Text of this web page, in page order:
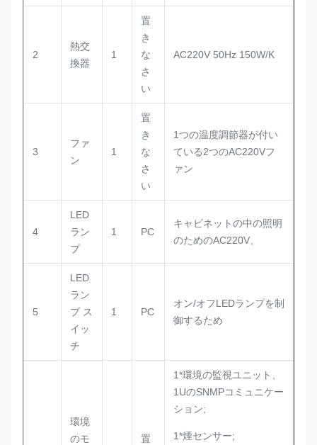
2
熱交
換器
1
置
き
な
さ
い
AC220V 50Hz 150W/K
3
ファ
ン
1
置
き
な
さ
い
1つの温度調節器が付い
ている2つのAC220Vフ
ァン
4
LED
ラン
プ
1 PC
キャビネットの中の照明
のためのAC220V、
5
LED
ラン
プ ス
イッ
チ
1 PC
オン/オフLEDランプを制
御するため
環境
のモ
置
1*環境の監視ユニット、
1UのSNMPコミュニケー
ション;
1*煙センサー;